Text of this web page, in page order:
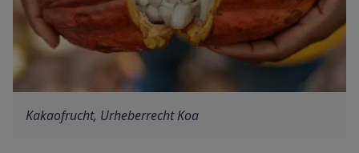
Kakaofrucht, Urheberrecht Koa